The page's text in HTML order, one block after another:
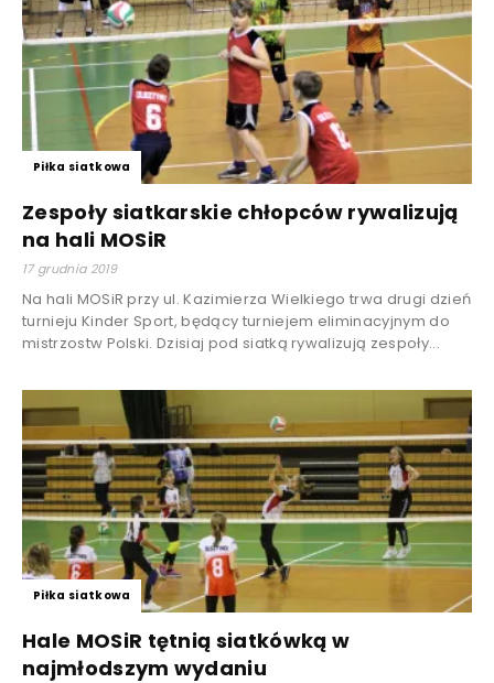
Piłka siatkowa
Zespoły siatkarskie chłopców rywalizują
na hali MOSiR
17 grudnia 2019
Na hali MOSiR przy ul. Kazimierza Wielkiego trwa drugi dzień
turnieju Kinder Sport, będący turniejem eliminacyjnym do
mistrzostw Polski. Dzisiaj pod siatką rywalizują zespoły...
Piłka siatkowa
Hale MOSiR tętnią siatkówką w
najmłodszym wydaniu